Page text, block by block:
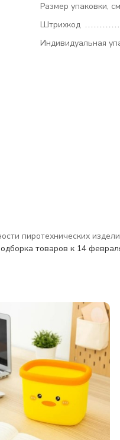
Размер упаковки, см
Штрихкод
Индивидуальная
пиротехнических
товаров к 14